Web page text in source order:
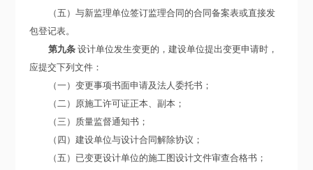
（五）与新监理单位签订监理合同的合同备案表或直接发
包登记表。
第九条 设计单位发生变更的，建设单位提出变更申请时，
应提交下列文件：
（一）变更事项书面申请及法人委托书；
（二）原施工许可证正本、副本；
（三）质量监督通知书；
（四）建设单位与设计合同解除协议；
（五）已变更设计单位的施工图设计文件审查合格书；